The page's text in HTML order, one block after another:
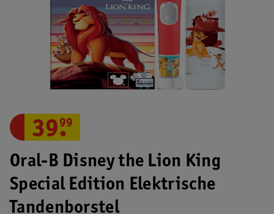
Oral-B Disney the Lion King
Special Edition Elektrische
Tandenborstel
39.
99